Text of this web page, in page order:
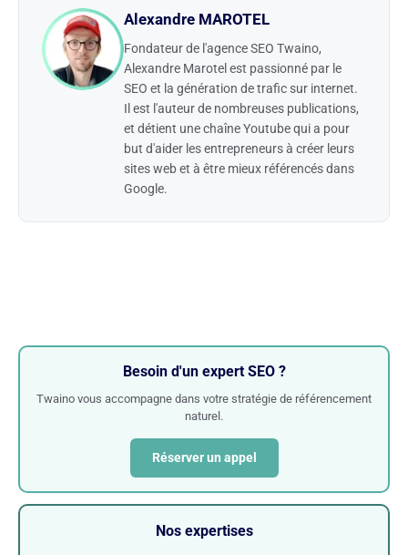
Alexandre MAROTEL
Fondateur de l'agence SEO Twaino,
Alexandre Marotel est passionné par le
SEO et la génération de trafic sur internet.
Il est l'auteur de nombreuses publications,
et détient une chaîne Youtube qui a pour
but d'aider les entrepreneurs à créer leurs
sites web et à être mieux référencés dans
Google.
Besoin d'un expert SEO ?
Twaino vous accompagne dans votre stratégie de référencement
naturel.
Réserver un appel
Nos expertises